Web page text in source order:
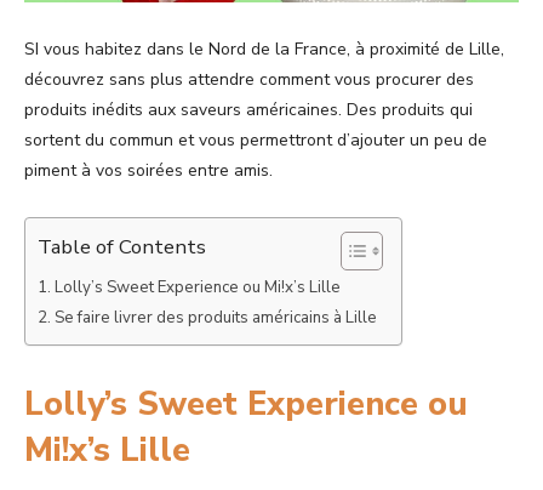
SI vous habitez dans le Nord de la France, à proximité de Lille,
découvrez sans plus attendre comment vous procurer des
produits inédits aux saveurs américaines. Des produits qui
sortent du commun et vous permettront d’ajouter un peu de
piment à vos soirées entre amis.
Table of Contents
Lolly’s Sweet Experience ou Mi!x’s Lille
Se faire livrer des produits américains à Lille
Lolly’s Sweet Experience ou
Mi!x’s Lille